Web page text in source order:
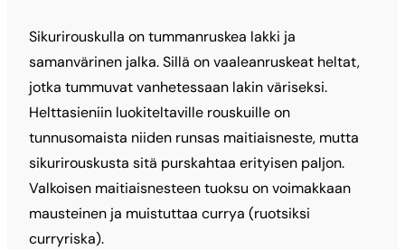
Sikurirouskulla on tummanruskea lakki ja
samanvärinen jalka. Sillä on vaaleanruskeat heltat,
jotka tummuvat vanhetessaan lakin väriseksi.
Helttasieniin luokiteltaville rouskuille on
tunnusomaista niiden runsas maitiaisneste, mutta
sikurirouskusta sitä purskahtaa erityisen paljon.
Valkoisen maitiaisnesteen tuoksu on voimakkaan
mausteinen ja muistuttaa currya (ruotsiksi
curryriska).